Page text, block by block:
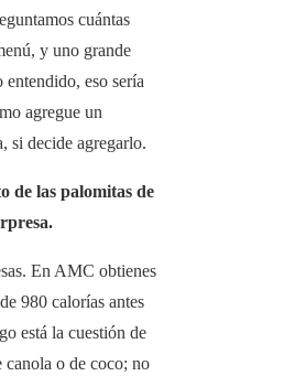
cuántas
y uno grande
eso sería
agregue un
si decide agregarlo.
de las palomitas de
En AMC obtienes
980 calorías antes
está la cuestión de
canola o de coco; no